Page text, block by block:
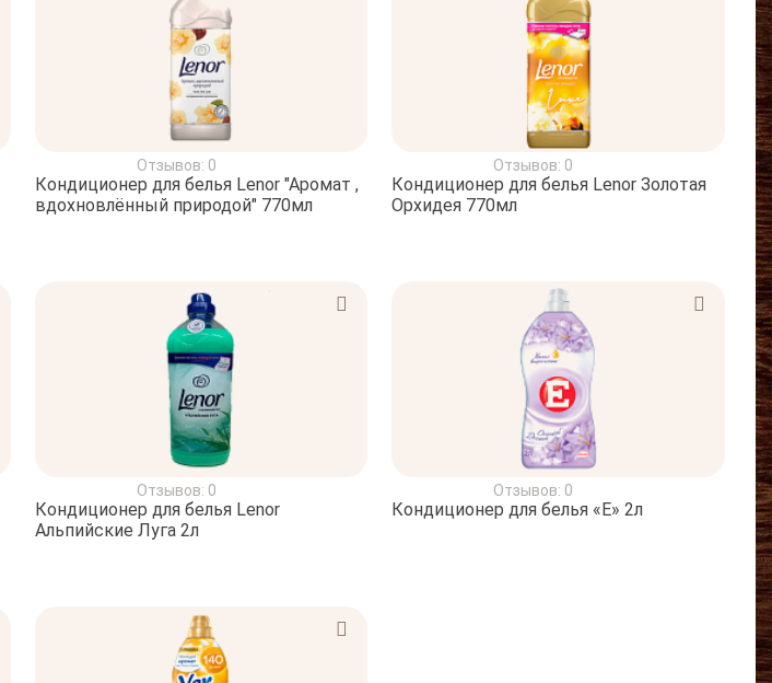
Отзывов: 0
Кондиционер для белья Lenor "Аромат ,
вдохновлённый природой" 770мл
Отзывов: 0
Кондиционер для белья Lenor Золотая
Орхидея 770мл
Отзывов: 0
Кондиционер для белья Lenor
Альпийские Луга 2л
Отзывов: 0
Кондиционер для белья «Е» 2л